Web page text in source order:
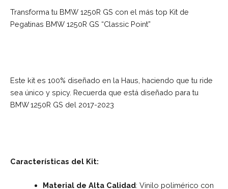
Transforma tu BMW 1250R GS con el más top Kit de
Pegatinas BMW 1250R GS “Classic Point”
Este kit es 100% diseñado en la Haus, haciendo que tu ride
sea único y spicy. Recuerda que está diseñado para tu
BMW 1250R GS del 2017-2023
Características del Kit:
Material de Alta Calidad: Vinilo polimérico con